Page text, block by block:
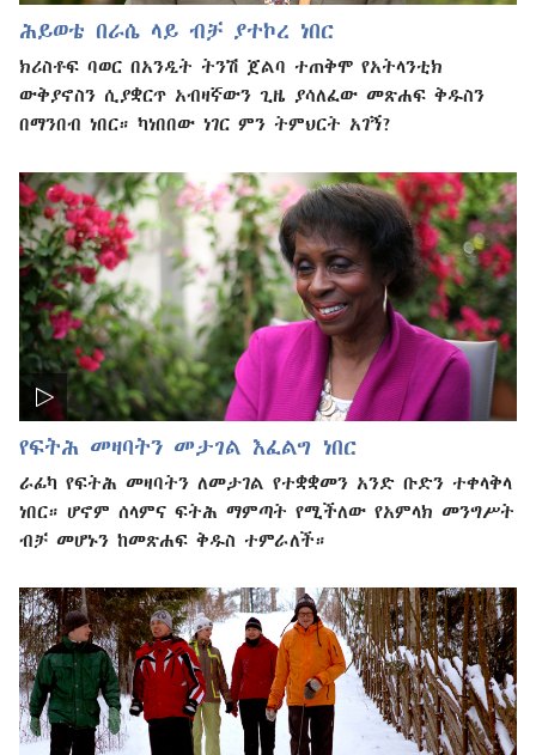
ሕይወቴ በራሴ ላይ ብቻ ያተኮረ ነበር
ክሪስቶፍ ባወር በአንዲት ትንሽ ጀልባ ተጠቅሞ የአትላንቲክ
ውቅያኖስን ሲያቋርጥ አብዛኛውን ጊዜ ያሳለፈው መጽሐፍ ቅዱስን
በማንበብ ነበር። ካነበበው ነገር ምን ትምህርት አገኝ?
የፍትሕ መዛባትን መታገል እፈልግ ነበር
ራፊካ የፍትሕ መዛባትን ለመታገል የተቋቋመን አንድ ቡድን ተቀላቅላ
ነበር። ሆኖም ሰላምና ፍትሕ ማምጣት የሚችለው የአምላክ መንግሥት
ብቻ መሆኑን ከመጽሐፍ ቅዱስ ተምራለች።